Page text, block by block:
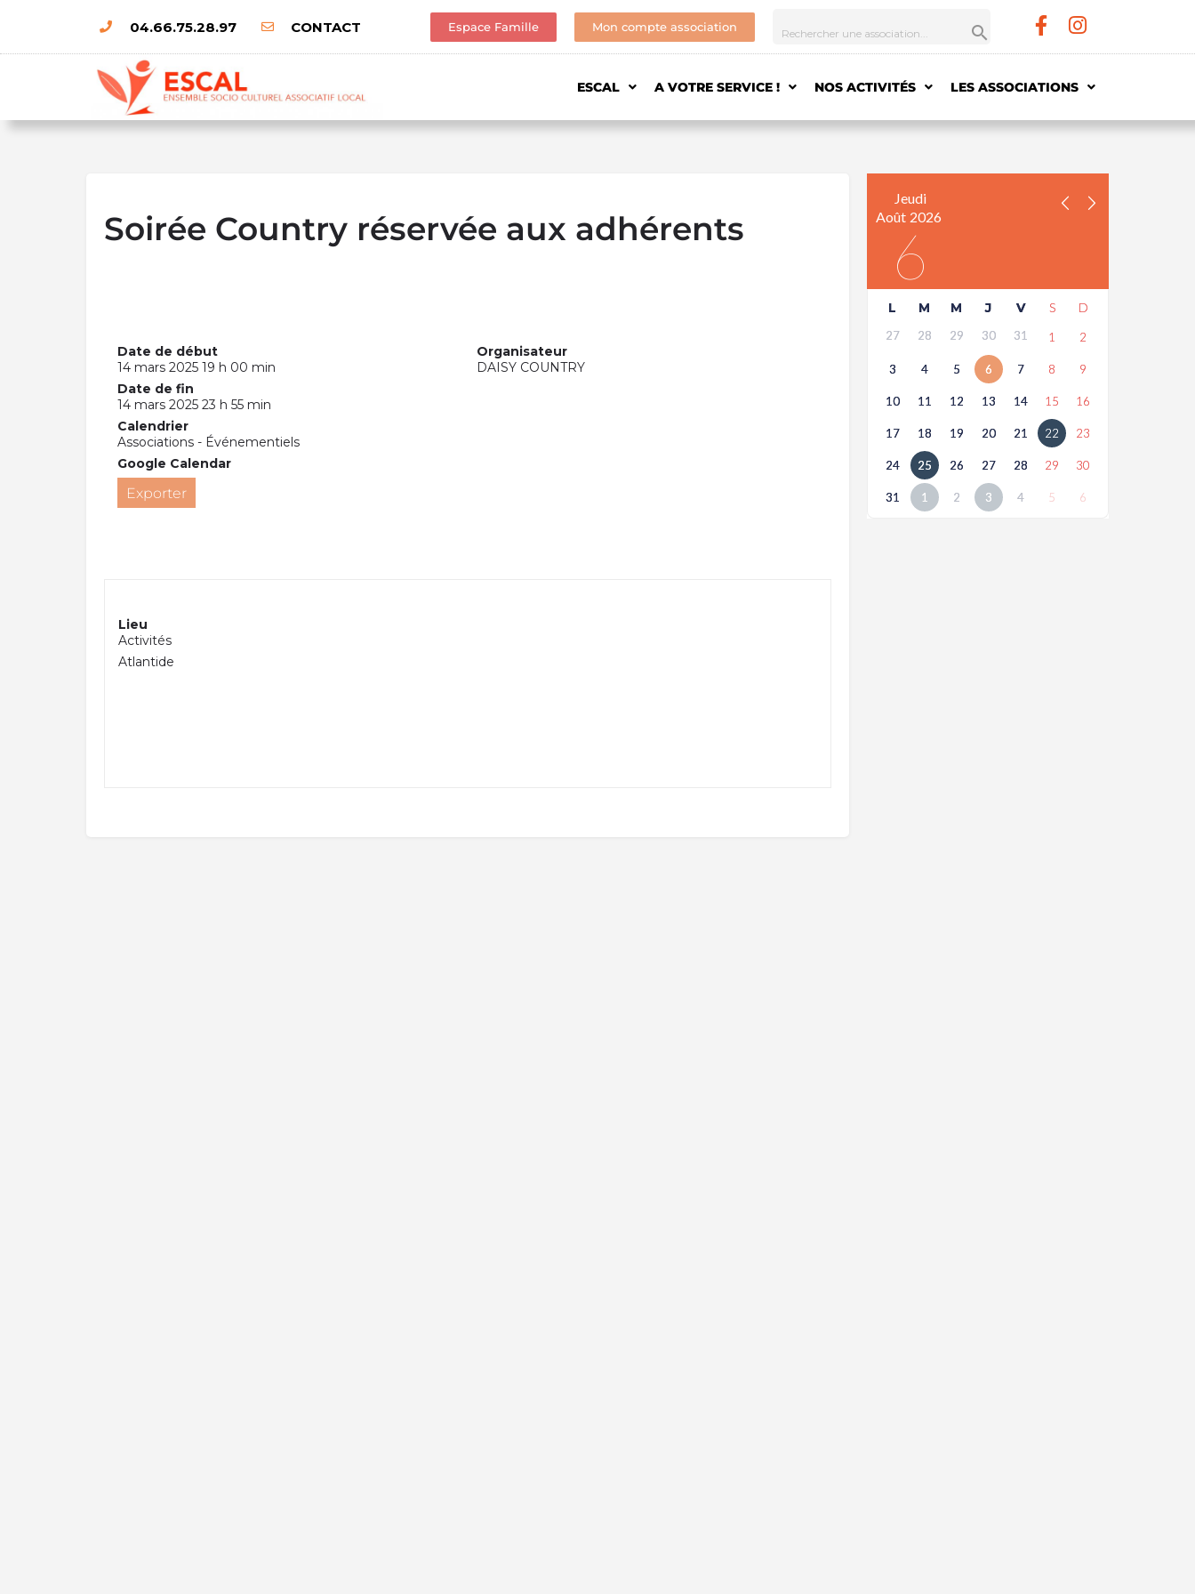
04.66.75.28.97 CONTACT Espace Famille Mon compte association
ESCAL A VOTRE SERVICE ! NOS ACTIVITÉS LES ASSOCIATIONS
Soirée Country réservée aux adhérents
Date de début
14 mars 2025 19 h 00 min
Date de fin
14 mars 2025 23 h 55 min
Calendrier
Associations - Événementiels
Google Calendar
Exporter
Organisateur
DAISY COUNTRY
Lieu
Activités
Atlantide
Jeudi
Août 2026
6
L M M J V S D
27 28 29 30 31 1 2
3 4 5 6 7 8 9
10 11 12 13 14 15 16
17 18 19 20 21 22 23
24 25 26 27 28 29 30
31 1 2 3 4 5 6